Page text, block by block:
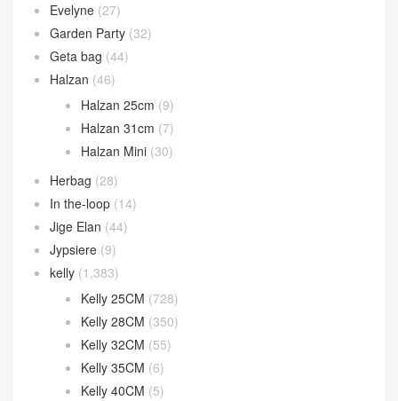
Evelyne (27)
Garden Party (32)
Geta bag (44)
Halzan (46)
Halzan 25cm (9)
Halzan 31cm (7)
Halzan Mini (30)
Herbag (28)
In the-loop (14)
Jige Elan (44)
Jypsiere (9)
kelly (1,383)
Kelly 25CM (728)
Kelly 28CM (350)
Kelly 32CM (55)
Kelly 35CM (6)
Kelly 40CM (5)